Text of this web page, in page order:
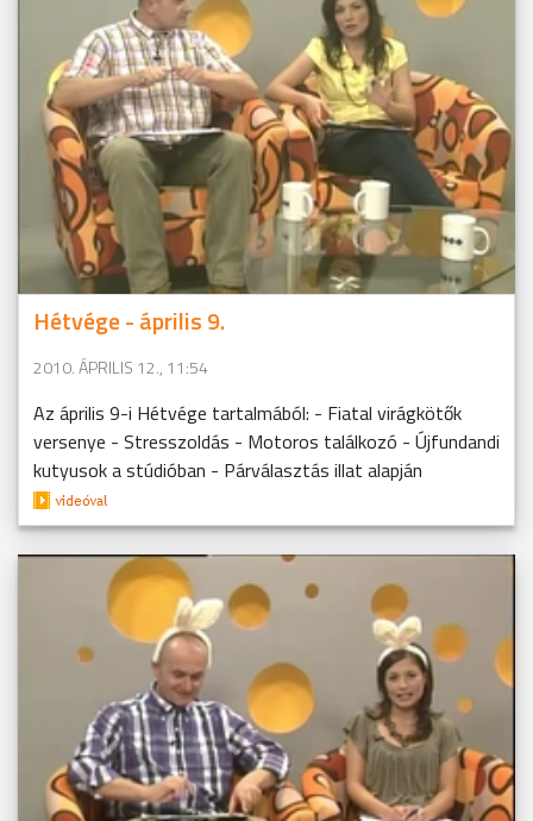
Hétvége - április 9.
2010. ÁPRILIS 12., 11:54
Az április 9-i Hétvége tartalmából: - Fiatal virágkötők
versenye - Stresszoldás - Motoros találkozó - Újfundandi
kutyusok a stúdióban - Párválasztás illat alapján